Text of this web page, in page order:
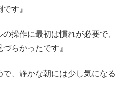
す』
操作に最初は慣れが必要で、
らかったです』
で、静かな朝には少し気になる